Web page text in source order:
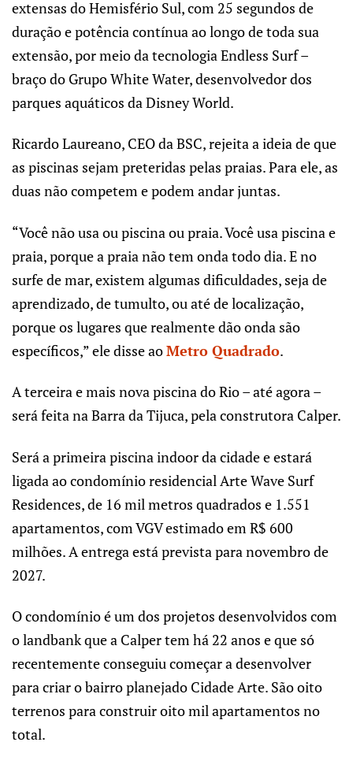
extensas do Hemisfério Sul, com 25 segundos de
duração e potência contínua ao longo de toda sua
extensão, por meio da tecnologia Endless Surf –
braço do Grupo White Water, desenvolvedor dos
parques aquáticos da Disney World.
Ricardo Laureano, CEO da BSC, rejeita a ideia de que
as piscinas sejam preteridas pelas praias. Para ele, as
duas não competem e podem andar juntas.
“Você não usa ou piscina ou praia. Você usa piscina e
praia, porque a praia não tem onda todo dia. E no
surfe de mar, existem algumas dificuldades, seja de
aprendizado, de tumulto, ou até de localização,
porque os lugares que realmente dão onda são
específicos,” ele disse aoMetro Quadrado.
A terceira e mais nova piscina do Rio – até agora –
será feita na Barra da Tijuca, pela construtora Calper.
Será a primeira piscina indoor da cidade e estará
ligada ao condomínio residencial Arte Wave Surf
Residences, de 16 mil metros quadrados e 1.551
apartamentos, com VGV estimado em R$ 600
milhões. A entrega está prevista para novembro de
2027.
O condomínio é um dos projetos desenvolvidos com
o landbank que a Calper tem há 22 anos e que só
recentemente conseguiu começar a desenvolver
para criar o bairro planejado Cidade Arte. São oito
terrenos para construir oito mil apartamentos no
total.